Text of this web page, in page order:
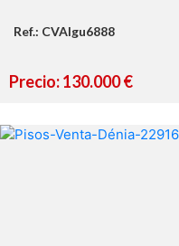
Ref.: CVAIgu6888
Precio: 130.000 €